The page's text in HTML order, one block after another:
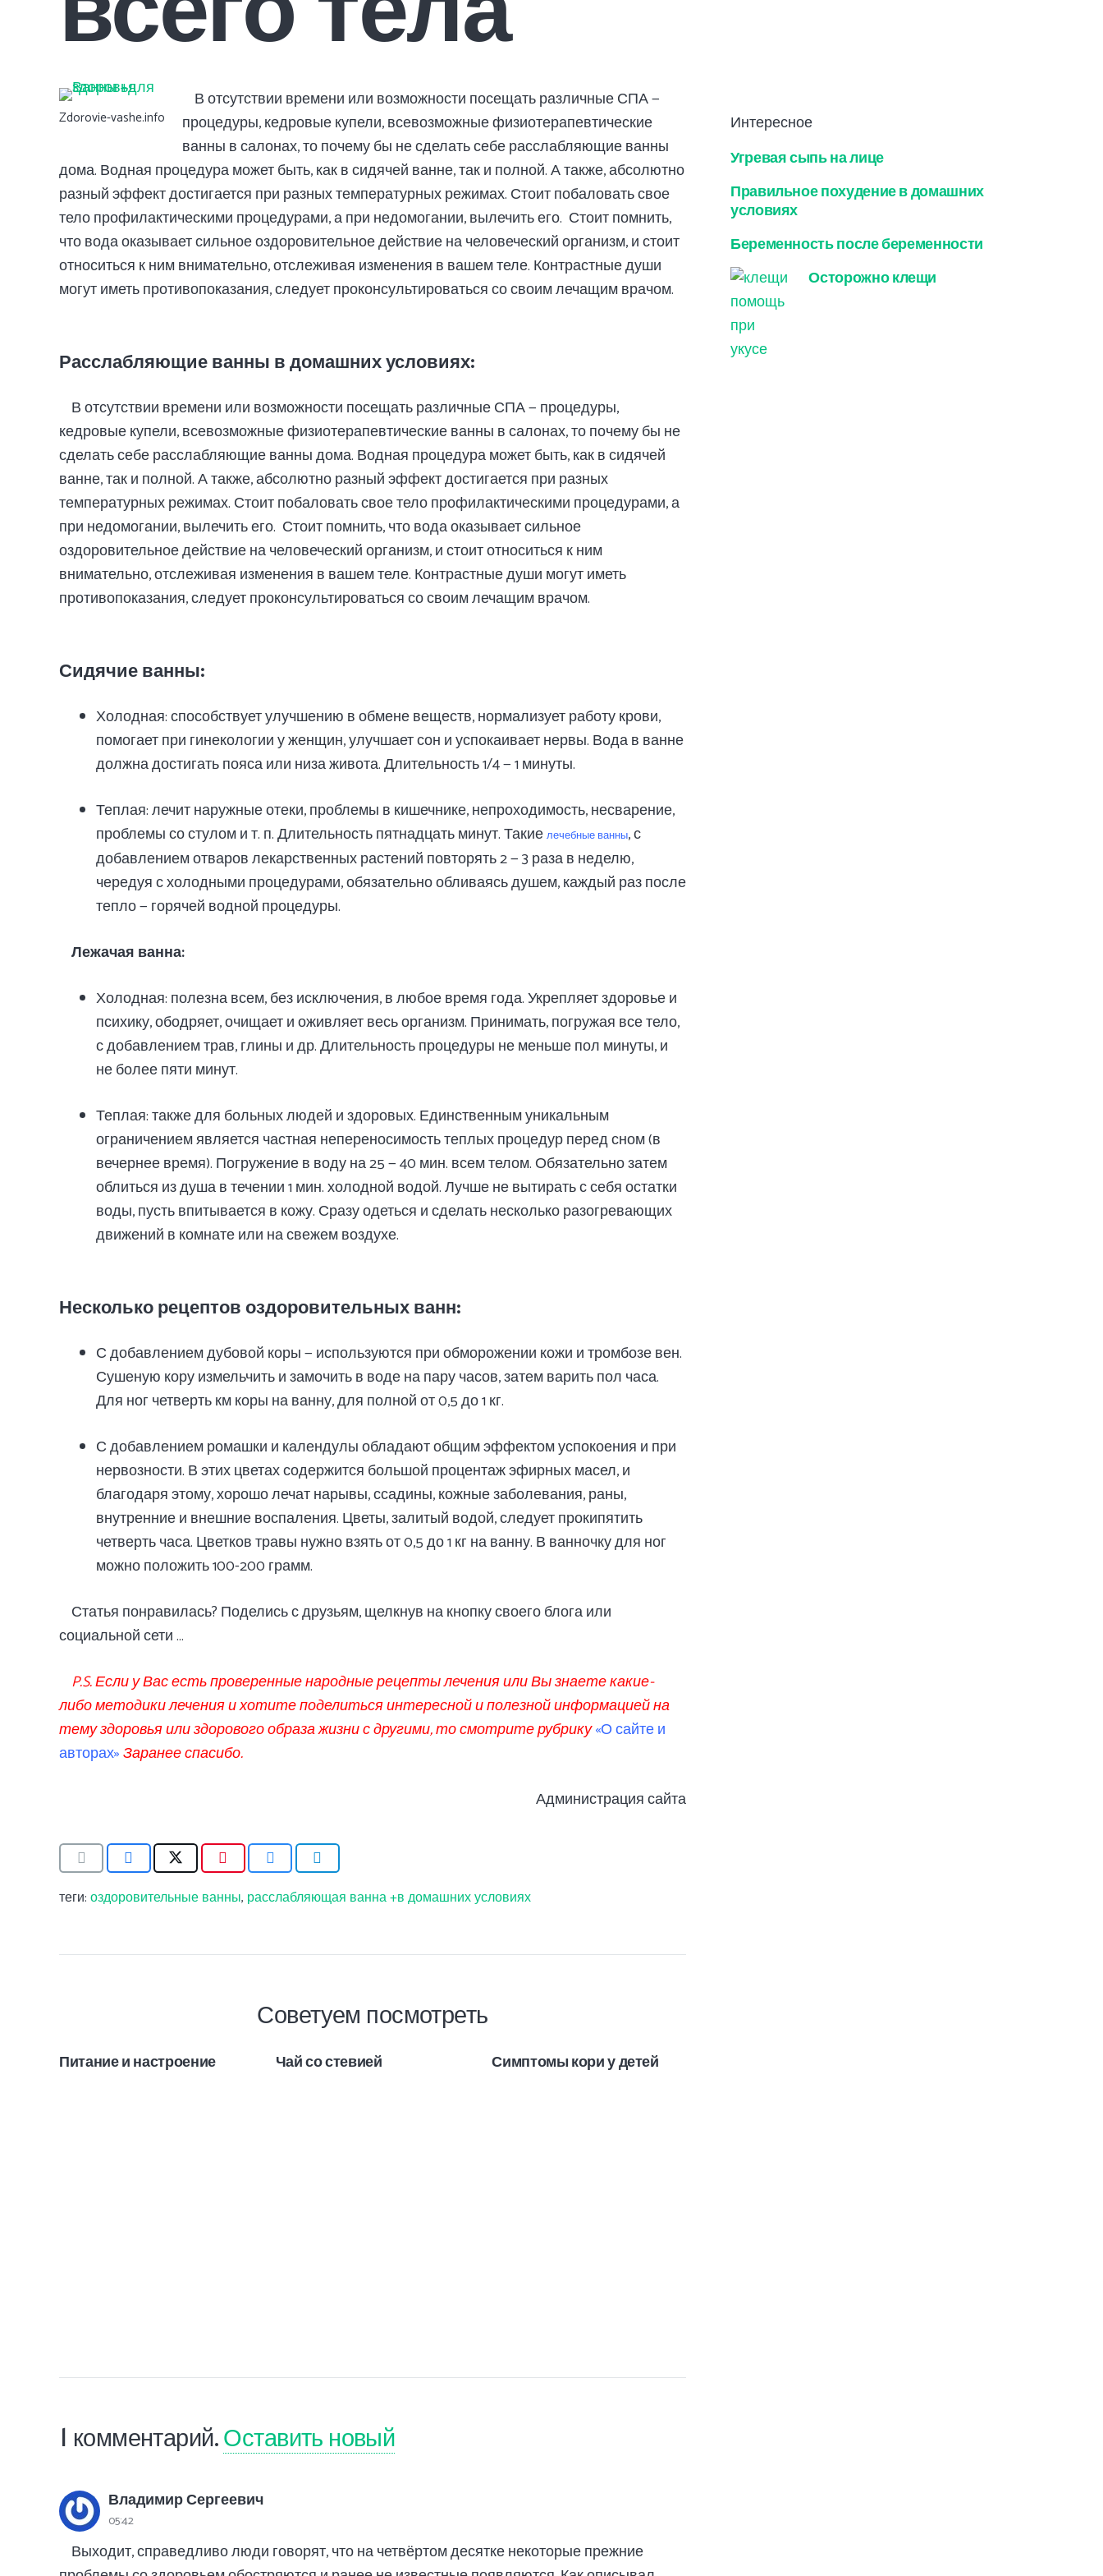
Zdorovie-vashe.info
В отсутствии времени или возможности посещать различные СПА —
процедуры, кедровые купели, всевозможные физиотерапевтические
ванны в салонах, то почему бы не сделать себе расслабляющие ванны
дома. Водная процедура может быть, как в сидячей ванне, так и полной. А также, абсолютно
разный эффект достигается при разных температурных режимах. Стоит побаловать свое
тело профилактическими процедурами, а при недомогании, вылечить его. Стоит помнить,
что вода оказывает сильное оздоровительное действие на человеческий организм, и стоит
относиться к ним внимательно, отслеживая изменения в вашем теле. Контрастные души
могут иметь противопоказания, следует проконсультироваться со своим лечащим врачом.
Расслабляющие ванны в домашних условиях:
В отсутствии времени или возможности посещать различные СПА — процедуры,
кедровые купели, всевозможные физиотерапевтические ванны в салонах, то почему бы не
сделать себе расслабляющие ванны дома. Водная процедура может быть, как в сидячей
ванне, так и полной. А также, абсолютно разный эффект достигается при разных
температурных режимах. Стоит побаловать свое тело профилактическими процедурами, а
при недомогании, вылечить его. Стоит помнить, что вода оказывает сильное
оздоровительное действие на человеческий организм, и стоит относиться к ним
внимательно, отслеживая изменения в вашем теле. Контрастные души могут иметь
противопоказания, следует проконсультироваться со своим лечащим врачом.
Сидячие ванны:
Холодная: способствует улучшению в обмене веществ, нормализует работу крови,
помогает при гинекологии у женщин, улучшает сон и успокаивает нервы. Вода в ванне
должна достигать пояса или низа живота. Длительность 1/4 — 1 минуты.
Теплая: лечит наружные отеки, проблемы в кишечнике, непроходимость, несварение,
проблемы со стулом и т. п. Длительность пятнадцать минут. Такиелечебные ванны, с
добавлением отваров лекарственных растений повторять 2 — 3 раза в неделю,
чередуя с холодными процедурами, обязательно обливаясь душем, каждый раз после
тепло — горячей водной процедуры.
Лежачая ванна:
Холодная: полезна всем, без исключения, в любое время года. Укрепляет здоровье и
психику, ободряет, очищает и оживляет весь организм. Принимать, погружая все тело,
с добавлением трав, глины и др. Длительность процедуры не меньше пол минуты, и
не более пяти минут.
Теплая: также для больных людей и здоровых. Единственным уникальным
ограничением является частная непереносимость теплых процедур перед сном (в
вечернее время). Погружение в воду на 25 — 40 мин. всем телом. Обязательно затем
облиться из душа в течении 1 мин. холодной водой. Лучше не вытирать с себя остатки
воды, пусть впитывается в кожу. Сразу одеться и сделать несколько разогревающих
движений в комнате или на свежем воздухе.
Несколько рецептов оздоровительных ванн:
С добавлением дубовой коры — используются при обморожении кожи и тромбозе вен.
Сушеную кору измельчить и замочить в воде на пару часов, затем варить пол часа.
Для ног четверть км коры на ванну, для полной от 0,5 до 1 кг.
С добавлением ромашки и календулы обладают общим эффектом успокоения и при
нервозности. В этих цветах содержится большой процентаж эфирных масел, и
благодаря этому, хорошо лечат нарывы, ссадины, кожные заболевания, раны,
внутренние и внешние воспаления. Цветы, залитый водой, следует прокипятить
четверть часа. Цветков травы нужно взять от 0,5 до 1 кг на ванну. В ванночку для ног
можно положить 100-200 грамм.
Статья понравилась? Поделись с друзьям, щелкнув на кнопку своего блога или
социальной сети …
P.S. Если у Вас есть проверенные народные рецепты лечения или Вы знаете какие-
либо методики лечения и хотите поделиться интересной и полезной информацией на
тему здоровья или здорового образа жизни с другими, то смотрите рубрику«О сайте и
авторах»Заранее спасибо.
Администрация сайта
Интересное
Угревая сыпь на лице
Правильное похудение в домашних
условиях
Беременность после беременности
Осторожно клещи
теги:оздоровительные ванны, расслабляющая ванна +в домашних условиях
Советуем посмотреть
Питание и настроение Чай со стевией Симптомы кори у детей
1 комментарий.Оставить новый
Владимир Сергеевич
05:42
Выходит, справедливо люди говорят, что на четвёртом десятке некоторые прежние